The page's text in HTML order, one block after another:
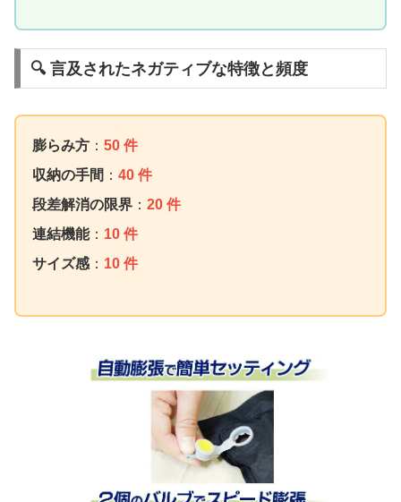
🔍 言及されたネガティブな特徴と頻度
膨らみ方 ：50 件
収納の手間 ：40 件
段差解消の限界 ：20 件
連結機能： 10 件
サイズ感 ： 10 件